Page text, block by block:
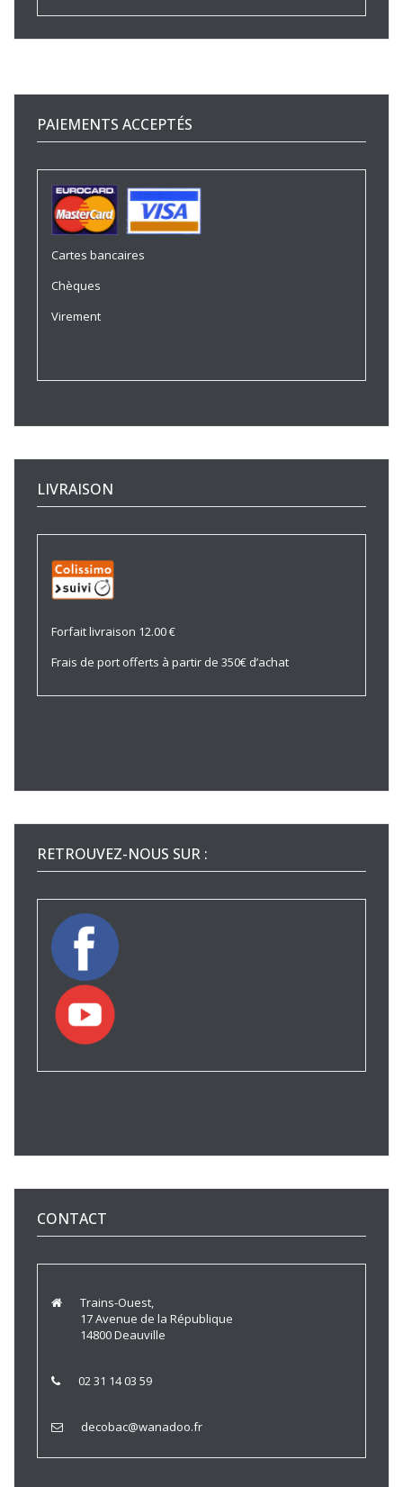
PAIEMENTS ACCEPTÉS
Cartes bancaires
Chèques
Virement
LIVRAISON
Forfait livraison 12.00 €
Frais de port offerts à partir de 350€ d’achat
RETROUVEZ-NOUS SUR :
CONTACT
Trains-Ouest,
17 Avenue de la République
14800 Deauville
02 31 14 03 59
decobac@wanadoo.fr